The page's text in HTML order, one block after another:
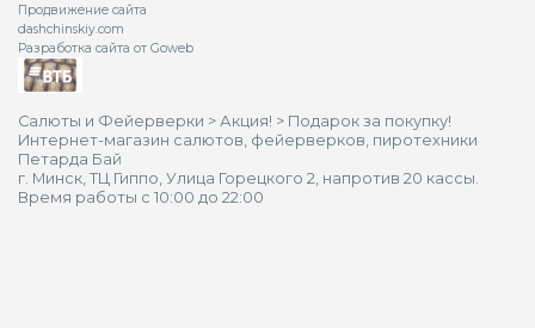
Продвижение сайта
dashchinskiy.com
Разработка сайта от Goweb
Салюты и Фейерверки > Акция! > Подарок за покупку!
Интернет-магазин салютов, фейерверков, пиротехники
Петарда Бай
г. Минск, ТЦ Гиппо, Улица Горецкого 2, напротив 20 кассы.
Время работы с 10:00 до 22:00